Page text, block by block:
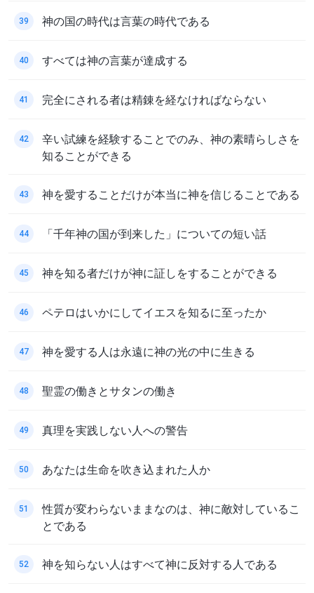
39 神の国の時代は言葉の時代である
40 すべては神の言葉が達成する
41 完全にされる者は精錬を経なければならない
42
辛い試練を経験することでのみ、神の素晴らしさを
知ることができる
43 神を愛することだけが本当に神を信じることである
44 「千年神の国が到来した」についての短い話
45 神を知る者だけが神に証しをすることができる
46 ペテロはいかにしてイエスを知るに至ったか
47 神を愛する人は永遠に神の光の中に生きる
48 聖霊の働きとサタンの働き
49 真理を実践しない人への警告
50 あなたは生命を吹き込まれた人か
51
性質が変わらないままなのは、神に敵対しているこ
とである
52 神を知らない人はすべて神に反対する人である